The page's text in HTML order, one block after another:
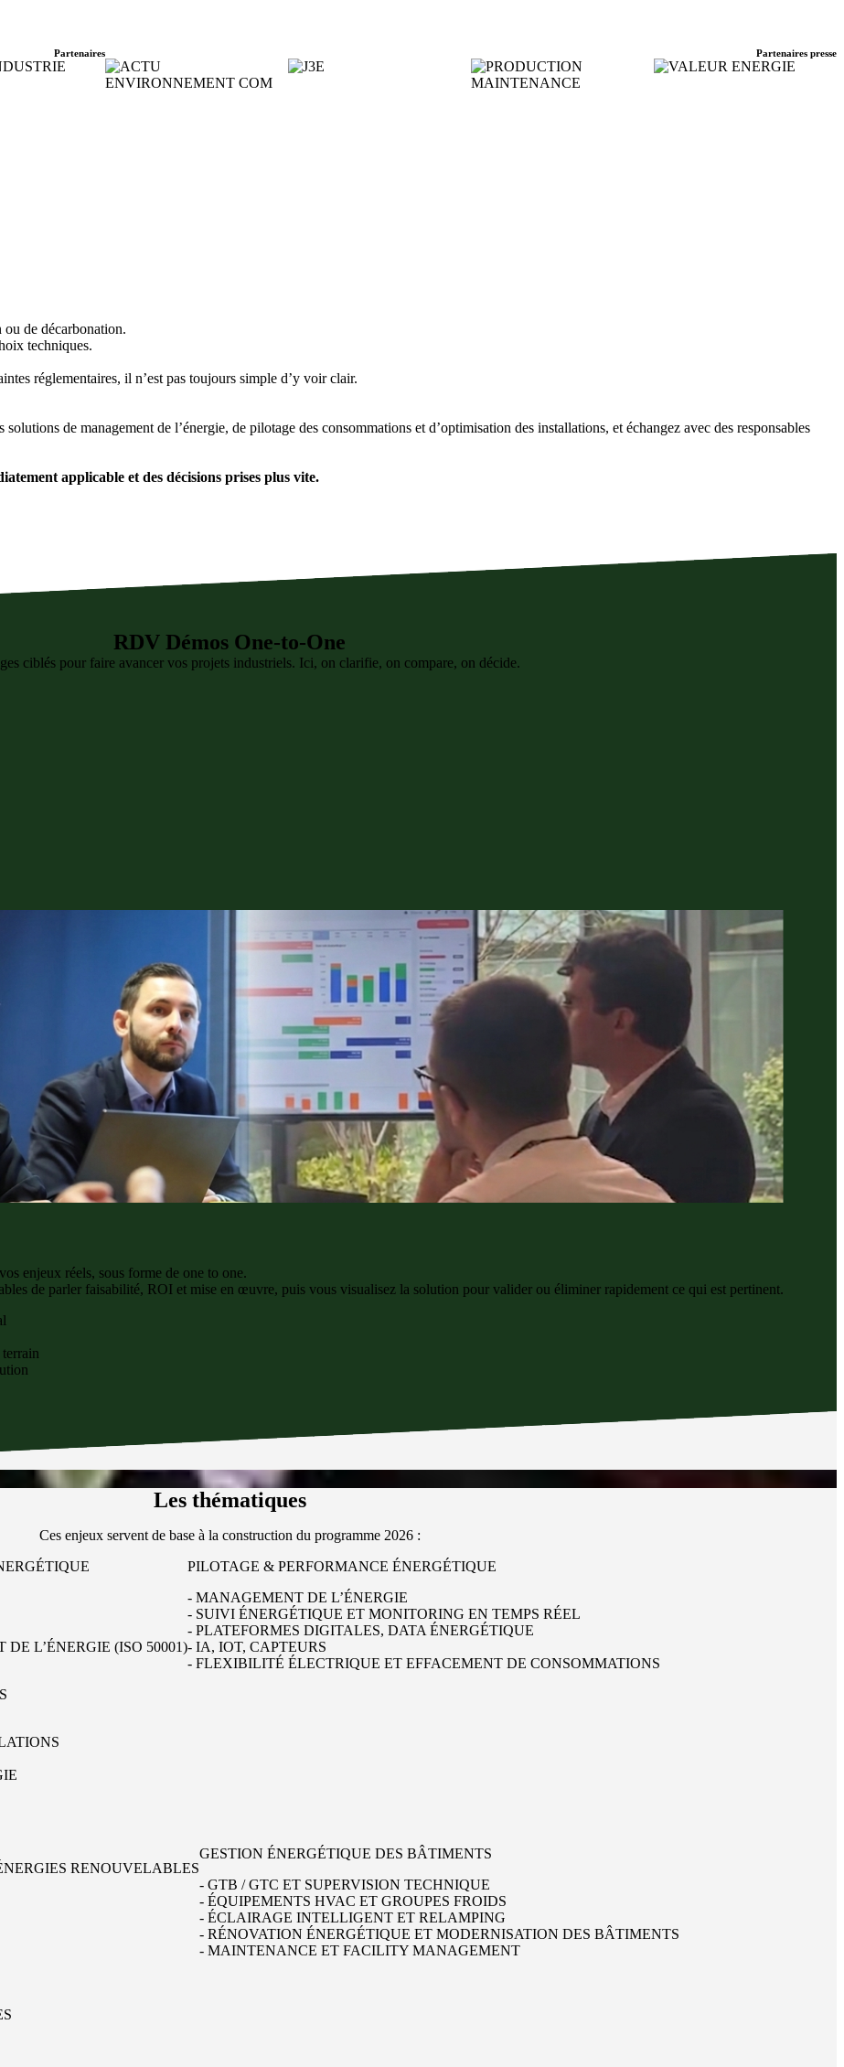
Partenaires Partenaires presse
de décarbonation.
techniques.
réglementaires, il n’est pas toujours simple d’y voir clair.
de management de l’énergie, de pilotage des consommations et d’optimisation des installations, et échangez avec des responsables
applicable et des décisions prises plus vite.
RDV Démos One-to-One
ciblés pour faire avancer vos projets industriels. Ici, on clarifie, on compare, on décide.
enjeux réels, sous forme de one to one.
de parler faisabilité, ROI et mise en œuvre, puis vous visualisez la solution pour valider ou éliminer rapidement ce qui est pertinent.
Les thématiques
Ces enjeux servent de base à la construction du programme 2026 :
L’ÉNERGIE (ISO 50001)
PILOTAGE & PERFORMANCE ÉNERGÉTIQUE
- MANAGEMENT DE L’ÉNERGIE
- SUIVI ÉNERGÉTIQUE ET MONITORING EN TEMPS RÉEL
- PLATEFORMES DIGITALES, DATA ÉNERGÉTIQUE
- IA, IOT, CAPTEURS
- FLEXIBILITÉ ÉLECTRIQUE ET EFFACEMENT DE CONSOMMATIONS
RENOUVELABLES
GESTION ÉNERGÉTIQUE DES BÂTIMENTS
- GTB / GTC ET SUPERVISION TECHNIQUE
- ÉQUIPEMENTS HVAC ET GROUPES FROIDS
- ÉCLAIRAGE INTELLIGENT ET RELAMPING
- RÉNOVATION ÉNERGÉTIQUE ET MODERNISATION DES BÂTIMENTS
- MAINTENANCE ET FACILITY MANAGEMENT